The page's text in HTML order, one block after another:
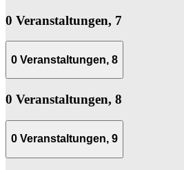
0 Veranstaltungen, 7
0 Veranstaltungen, 8
0 Veranstaltungen, 8
0 Veranstaltungen, 9